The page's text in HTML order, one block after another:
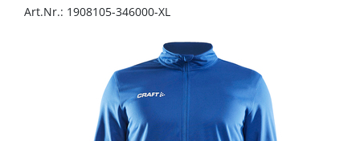
Art.Nr.: 1908105-346000-XL